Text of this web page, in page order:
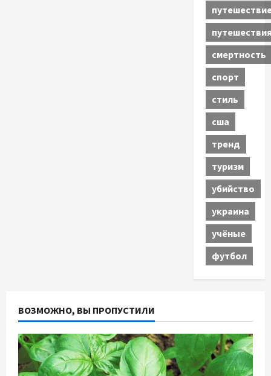
смертность
спорт
стиль
сша
тренд
туризм
убийство
украина
учёные
футбол
ВОЗМОЖНО, ВЫ ПРОПУСТИЛИ